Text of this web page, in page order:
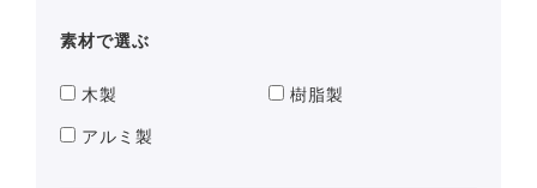
素材で選ぶ
木製 樹脂製
アルミ製